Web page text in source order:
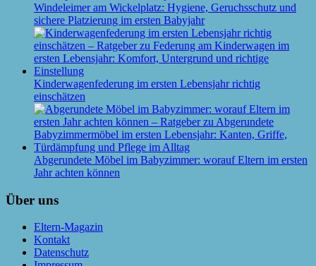
Windeleimer am Wickelplatz: Hygiene, Geruchsschutz und
sichere Platzierung im ersten Babyjahr
Kinderwagenfederung im ersten Lebensjahr richtig
einschätzen
Abgerundete Möbel im Babyzimmer: worauf Eltern im ersten
Jahr achten können
Über uns
Eltern-Magazin
Kontakt
Datenschutz